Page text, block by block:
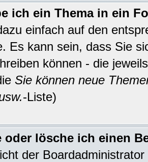
ich ein Thema in ein
einfach auf den
Es kann sein, dass Sie
können - die
Sie können neue
-Liste)
oder lösche ich einen
der